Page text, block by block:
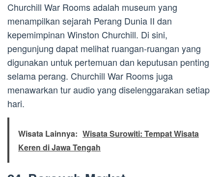
Churchill War Rooms adalah museum yang
menampilkan sejarah Perang Dunia II dan
kepemimpinan Winston Churchill. Di sini,
pengunjung dapat melihat ruangan-ruangan yang
digunakan untuk pertemuan dan keputusan penting
selama perang. Churchill War Rooms juga
menawarkan tur audio yang diselenggarakan setiap
hari.
Wisata Lainnya: Wisata Surowiti: Tempat Wisata
Keren di Jawa Tengah